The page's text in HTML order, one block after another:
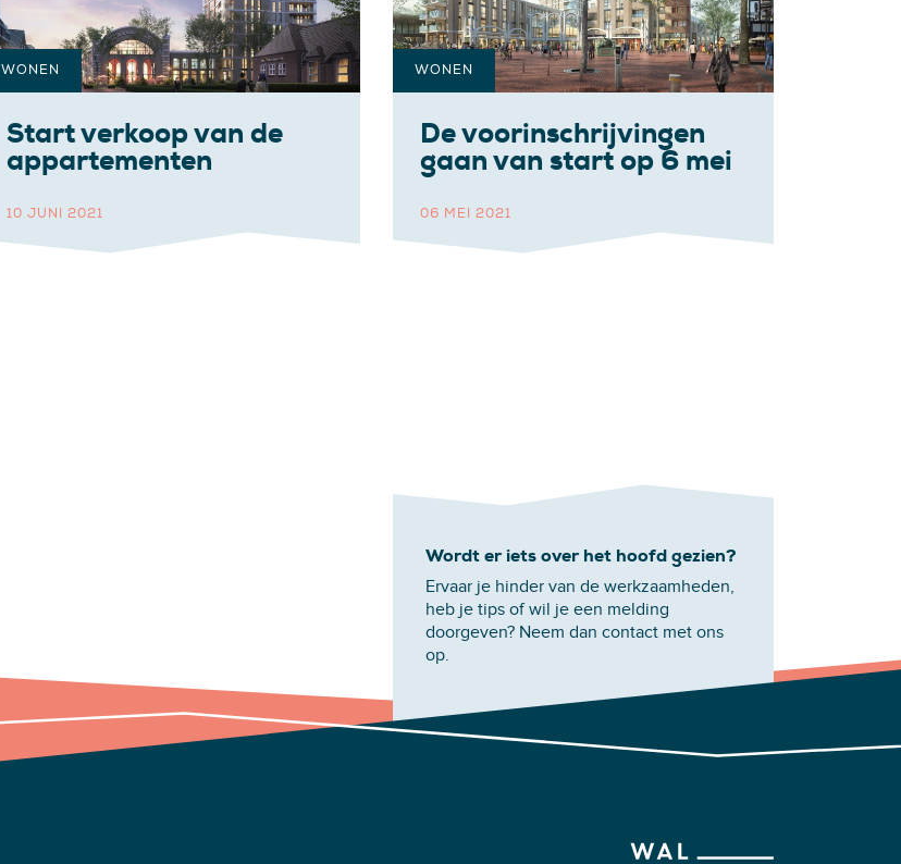
Start verkoop van de
appartementen
10 JUNI 2021
WONEN
De voorinschrijvingen
gaan van start op 6 mei
06 MEI 2021
WONEN
Wordt er iets over het hoofd gezien?
Ervaar je hinder van de werkzaamheden,
heb je tips of wil je een melding
doorgeven? Neem dan contact met ons
op.